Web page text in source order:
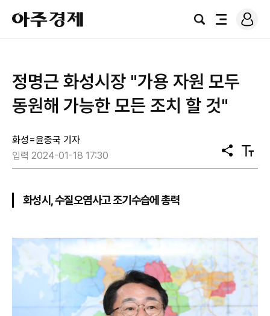
아
주
경
검
전
로
그
정명근 화성시장 "가용 자원 모두
동원해 가능한 모든 조치 할 것"
화성=윤중국 기자
입력 2024-01-18 17:30
공
유
텍
스
화성시, 수질오염사고 조기수습에 총력